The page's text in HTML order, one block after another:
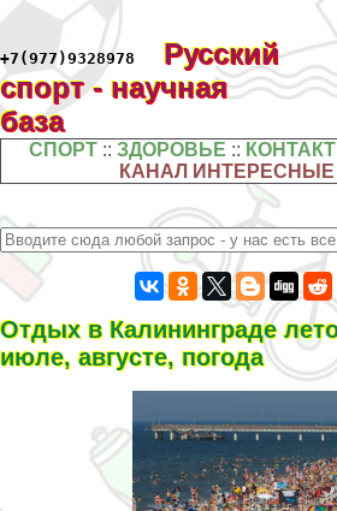
+7(977)9328978
Русский
спорт - научная
база
СПОРТ ::ЗДОРОВЬЕ ::
КАНАЛ
Отдых в Калининграде
июле, августе, погода